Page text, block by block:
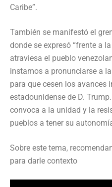
Caribe”.
También se manifestó el
donde se expresó “frente a
atraviesa el pueblo
instamos a pronunciarse a
para que cesen los avances
estadounidense de D.
convoca a la unidad y la
pueblos a tener su
Sobre este tema,
para darle contexto